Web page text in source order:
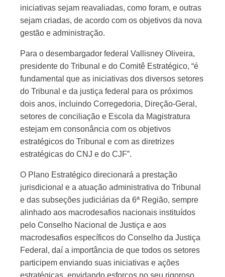
iniciativas sejam reavaliadas, como foram, e outras
sejam criadas, de acordo com os objetivos da nova
gestão e administração.
Para o desembargador federal Vallisney Oliveira,
presidente do Tribunal e do Comitê Estratégico, “é
fundamental que as iniciativas dos diversos setores
do Tribunal e da justiça federal para os próximos
dois anos, incluindo Corregedoria, Direção-Geral,
setores de conciliação e Escola da Magistratura
estejam em consonância com os objetivos
estratégicos do Tribunal e com as diretrizes
estratégicas do CNJ e do CJF”.
O Plano Estratégico direcionará a prestação
jurisdicional e a atuação administrativa do Tribunal
e das subseções judiciárias da 6ª Região, sempre
alinhado aos macrodesafios nacionais instituídos
pelo Conselho Nacional de Justiça e aos
macrodesafios específicos do Conselho da Justiça
Federal, daí a importância de que todos os setores
participem enviando suas iniciativas e ações
estratégicas, envidando esforços no seu rigoroso